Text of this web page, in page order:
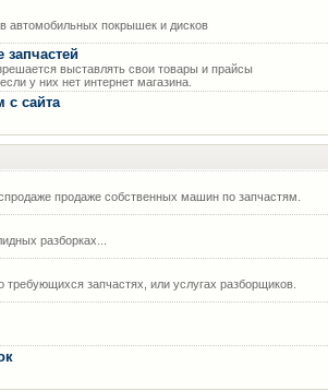
автомобильных покрышек и дисков
выставлять свои товары и прайсы
у них нет интернет магазина.
с сайта
продаже собственных машин по запчастям.
разборках...
запчастях, или услугах разборщиков.